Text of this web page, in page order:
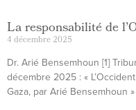
La responsabilité de
4 décembre 2025
Dr. Arié Bensemhoun [1]
décembre 2025 : «
Gaza, par Arié Bensemhoun